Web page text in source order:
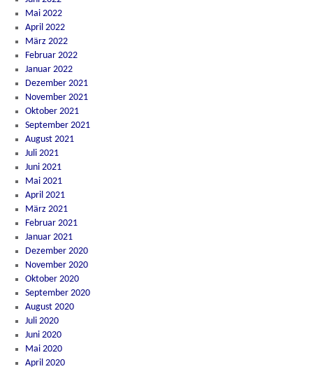
Mai 2022
April 2022
März 2022
Februar 2022
Januar 2022
Dezember 2021
November 2021
Oktober 2021
September 2021
August 2021
Juli 2021
Juni 2021
Mai 2021
April 2021
März 2021
Februar 2021
Januar 2021
Dezember 2020
November 2020
Oktober 2020
September 2020
August 2020
Juli 2020
Juni 2020
Mai 2020
April 2020